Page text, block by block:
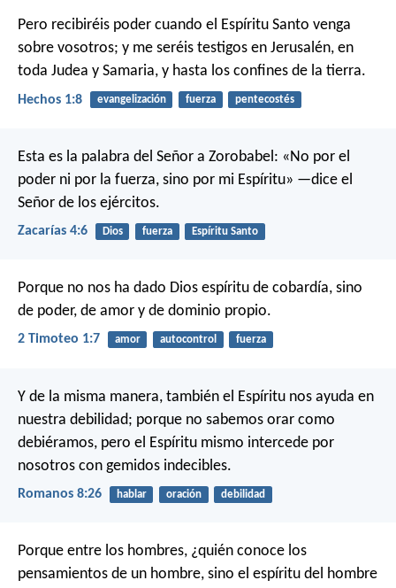
Pero recibiréis poder cuando el Espíritu Santo venga
sobre vosotros; y me seréis testigos en Jerusalén, en
toda Judea y Samaria, y hasta los confines de la tierra.
Hechos 1:8 evangelización fuerza pentecostés
Esta es la palabra del Señor a Zorobabel: «No por el
poder ni por la fuerza, sino por mi Espíritu» —dice el
Señor de los ejércitos.
Zacarías 4:6 Dios fuerza Espíritu Santo
Porque no nos ha dado Dios espíritu de cobardía, sino
de poder, de amor y de dominio propio.
2 Timoteo 1:7 amor autocontrol fuerza
Y de la misma manera, también el Espíritu nos ayuda en
nuestra debilidad; porque no sabemos orar como
debiéramos, pero el Espíritu mismo intercede por
nosotros con gemidos indecibles.
Romanos 8:26 hablar oración debilidad
Porque entre los hombres, ¿quién conoce los
pensamientos de un hombre, sino el espíritu del hombre